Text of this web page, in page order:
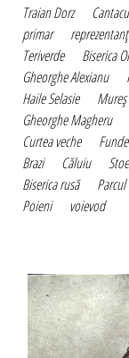
Traian Dorz
primar
Teriverde
Biserica
Gheorghe Alexianu
Haile Selasie
Mureş
Gheorghe Magheru
Curtea veche
Brazi
Căluiu
Biserica rusă
Poieni
voievod